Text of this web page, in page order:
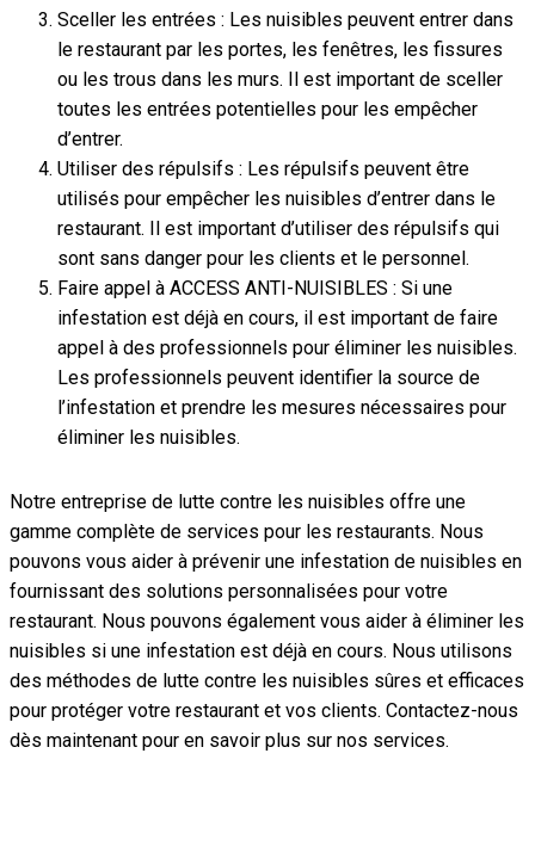
Sceller les entrées : Les nuisibles peuvent entrer dans
le restaurant par les portes, les fenêtres, les fissures
ou les trous dans les murs. Il est important de sceller
toutes les entrées potentielles pour les empêcher
d’entrer.
Utiliser des répulsifs : Les répulsifs peuvent être
utilisés pour empêcher les nuisibles d’entrer dans le
restaurant. Il est important d’utiliser des répulsifs qui
sont sans danger pour les clients et le personnel.
Faire appel à ACCESS ANTI-NUISIBLES : Si une
infestation est déjà en cours, il est important de faire
appel à des professionnels pour éliminer les nuisibles.
Les professionnels peuvent identifier la source de
l’infestation et prendre les mesures nécessaires pour
éliminer les nuisibles.
Notre entreprise de lutte contre les nuisibles offre une
gamme complète de services pour les restaurants. Nous
pouvons vous aider à prévenir une infestation de nuisibles en
fournissant des solutions personnalisées pour votre
restaurant. Nous pouvons également vous aider à éliminer les
nuisibles si une infestation est déjà en cours. Nous utilisons
des méthodes de lutte contre les nuisibles sûres et efficaces
pour protéger votre restaurant et vos clients. Contactez-nous
dès maintenant pour en savoir plus sur nos services.